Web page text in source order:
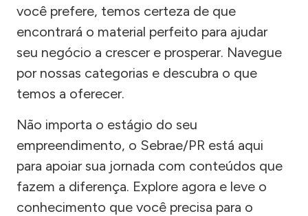
você prefere, temos certeza de que
encontrará o material perfeito para ajudar
seu negócio a crescer e prosperar. Navegue
por nossas categorias e descubra o que
temos a oferecer.
Não importa o estágio do seu
empreendimento, o Sebrae/PR está aqui
para apoiar sua jornada com conteúdos que
fazem a diferença. Explore agora e leve o
conhecimento que você precisa para o